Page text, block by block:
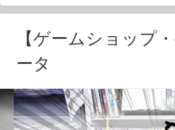
ムル】ショップデータ | トリケラクエスト
【ゲームショップ
ータ